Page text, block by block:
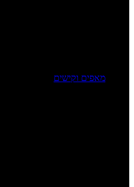
מאפים וקישים